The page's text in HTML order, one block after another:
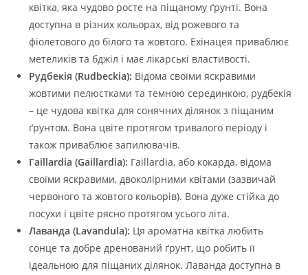
квітка, яка чудово росте на піщаному ґрунті. Вона
доступна в різних кольорах, від рожевого та
фіолетового до білого та жовтого. Ехінацея приваблює
метеликів та бджіл і має лікарські властивості.
Рудбекія (Rudbeckia): Відома своїми яскравими
жовтими пелюстками та темною серединкою, рудбекія
– це чудова квітка для сонячних ділянок з піщаним
ґрунтом. Вона цвіте протягом тривалого періоду і
також приваблює запилювачів.
Гаillardia (Gaillardia): Гаillardia, або кокарда, відома
своїми яскравими, двоколірними квітами (зазвичай
червоного та жовтого кольорів). Вона дуже стійка до
посухи і цвіте рясно протягом усього літа.
Лаванда (Lavandula): Ця ароматна квітка любить
сонце та добре дренований ґрунт, що робить її
ідеальною для піщаних ділянок. Лаванда доступна в